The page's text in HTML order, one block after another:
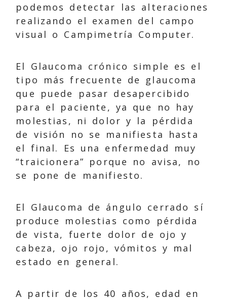
podemos detectar las alteraciones
realizando el examen del campo
visual o Campimetría Computer.
El Glaucoma crónico simple es el
tipo más frecuente de glaucoma
que puede pasar desapercibido
para el paciente, ya que no hay
molestias, ni dolor y la pérdida
de visión no se manifiesta hasta
el final. Es una enfermedad muy
“traicionera” porque no avisa, no
se pone de manifiesto.
El Glaucoma de ángulo cerrado sí
produce molestias como pérdida
de vista, fuerte dolor de ojo y
cabeza, ojo rojo, vómitos y mal
estado en general.
A partir de los 40 años, edad en